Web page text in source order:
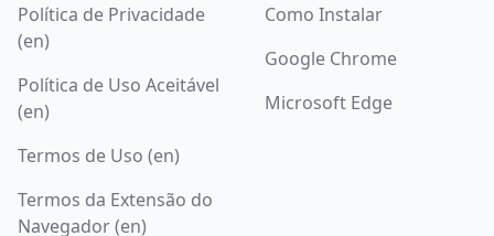
Política de Privacidade
(en)
Política de Uso Aceitável
(en)
Termos de Uso (en)
Termos da Extensão do
Navegador (en)
Como Instalar
Google Chrome
Microsoft Edge